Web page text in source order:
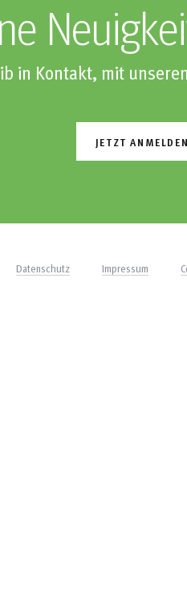
in Kontakt, mit
JETZT ANMELDEN
Datenschutz Impressum